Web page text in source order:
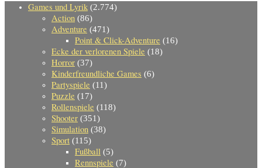
Games und Lyrik (2.774)
Action (86)
Adventure (471)
Point & Click-Adventure (16)
Ecke der verlorenen Spiele (18)
Horror (37)
Kinderfreundliche Games (6)
Partyspiele (11)
Puzzle (17)
Rollenspiele (118)
Shooter (351)
Simulation (38)
Sport (115)
Fußball (5)
Rennspiele (7)